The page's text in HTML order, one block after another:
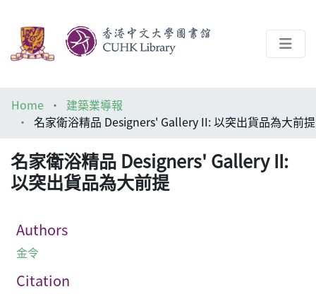
Help
Home
建築業導報
名家衛浴精品 Designers' Gallery II: 以突出貨品為大前提
名家衛浴精品 Designers' Gallery II:
以突出貨品為大前提
Authors
金令
Citation